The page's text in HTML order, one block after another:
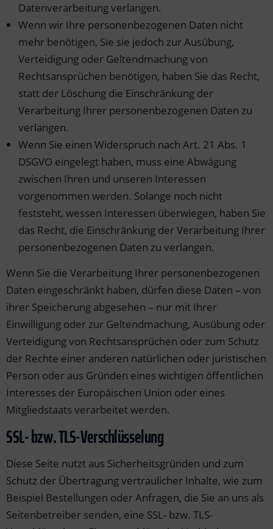
Datenverarbeitung verlangen.
Wenn wir Ihre personenbezogenen Daten nicht
mehr benötigen, Sie sie jedoch zur Ausübung,
Verteidigung oder Geltendmachung von
Rechtsansprüchen benötigen, haben Sie das Recht,
statt der Löschung die Einschränkung der
Verarbeitung Ihrer personenbezogenen Daten zu
verlangen.
Wenn Sie einen Widerspruch nach Art. 21 Abs. 1
DSGVO eingelegt haben, muss eine Abwägung
zwischen Ihren und unseren Interessen
vorgenommen werden. Solange noch nicht
feststeht, wessen Interessen überwiegen, haben Sie
das Recht, die Einschränkung der Verarbeitung Ihrer
personenbezogenen Daten zu verlangen.
Wenn Sie die Verarbeitung Ihrer personenbezogenen
Daten eingeschränkt haben, dürfen diese Daten – von
ihrer Speicherung abgesehen – nur mit Ihrer
Einwilligung oder zur Geltendmachung, Ausübung oder
Verteidigung von Rechtsansprüchen oder zum Schutz
der Rechte einer anderen natürlichen oder juristischen
Person oder aus Gründen eines wichtigen öffentlichen
Interesses der Europäischen Union oder eines
Mitgliedstaats verarbeitet werden.
SSL- bzw. TLS-Verschlüsselung
Diese Seite nutzt aus Sicherheitsgründen und zum
Schutz der Übertragung vertraulicher Inhalte, wie zum
Beispiel Bestellungen oder Anfragen, die Sie an uns als
Seitenbetreiber senden, eine SSL- bzw. TLS-